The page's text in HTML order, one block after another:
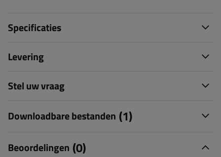
Specificaties
Levering
Stel uw vraag
Downloadbare bestanden (1)
Beoordelingen (0)